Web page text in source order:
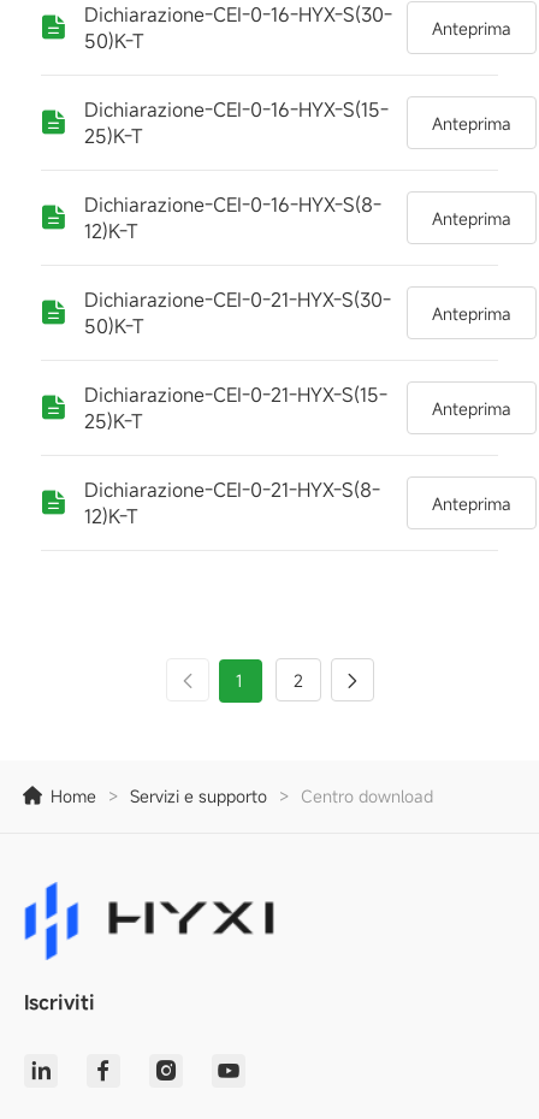
Dichiarazione-CEI-0-16-HYX-S(30-
50)K-T
Anteprima
Dichiarazione-CEI-0-16-HYX-S(15-
25)K-T
Anteprima
Dichiarazione-CEI-0-16-HYX-S(8-
12)K-T
Anteprima
Dichiarazione-CEI-0-21-HYX-S(30-
50)K-T
Anteprima
Dichiarazione-CEI-0-21-HYX-S(15-
25)K-T
Anteprima
Dichiarazione-CEI-0-21-HYX-S(8-
12)K-T
Anteprima
1 2
Home > Servizi e supporto > Centro download
Iscriviti